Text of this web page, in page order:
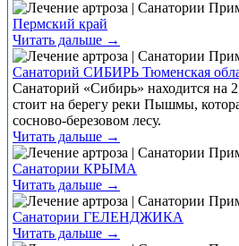
Пермский край
Читать дальше →
Санаторий СИБИРЬ Тюменская
Санаторий «Сибирь» находится
стоит на берегу реки Пышмы,
сосново-березовом лесу.
Читать дальше →
Санатории КРЫМА
Читать дальше →
Санатории ГЕЛЕНДЖИКА
Читать дальше →